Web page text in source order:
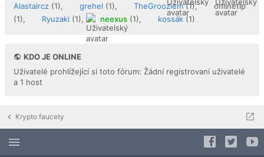
Alastaircz (1), grehel (1), TheGrooziem(1),
onlinetip
(1),
Ryuzaki (1), neexus (1), kossák(1)
KDO JE ONLINE
Uživatelé prohlížející si toto fórum: Žádní registrovaní uživatelé
a 1 host
Krypto faucety